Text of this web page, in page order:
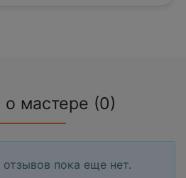
мастере (0)
пока еще нет.